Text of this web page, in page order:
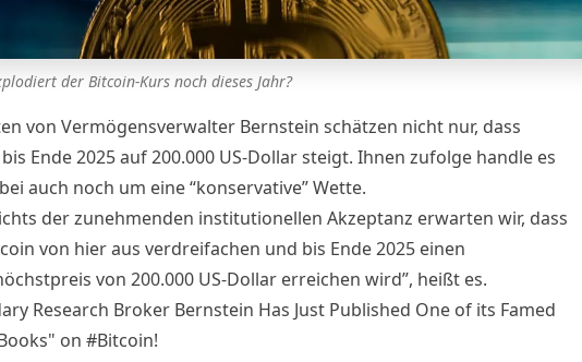
der Bitcoin-Kurs noch dieses Jahr?
von Vermögensverwalter Bernstein schätzen nicht nur, dass
Ende 2025 auf 200.000 US-Dollar steigt. Ihnen zufolge handle es
auch noch um eine “konservative” Wette.
der zunehmenden institutionellen Akzeptanz erwarten wir, dass
von hier aus verdreifachen und bis Ende 2025 einen
von 200.000 US-Dollar erreichen wird”, heißt es.
Research Broker Bernstein Has Just Published One of its Famed
on #Bitcoin!